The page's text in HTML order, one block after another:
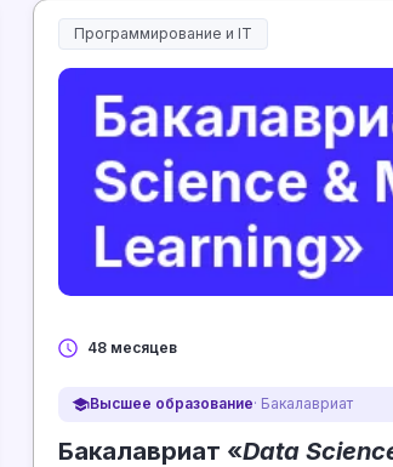
Программирование и IT
48 месяцев
Высшее образование· Бакалавриат
Бакалавриат «Data